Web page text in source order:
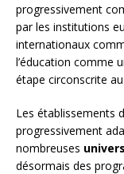
progressivement
par les institutions
internationaux
l’éducation comme
étape circonscrite
Les établissements
progressivement
nombreuses
désormais des